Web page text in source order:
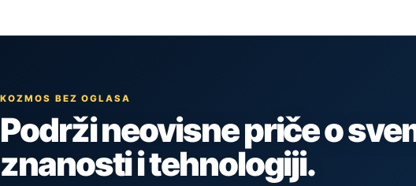
KOZMOS BEZ OGLASA
Podrži neovisne priče o
znanosti i tehnologiji.